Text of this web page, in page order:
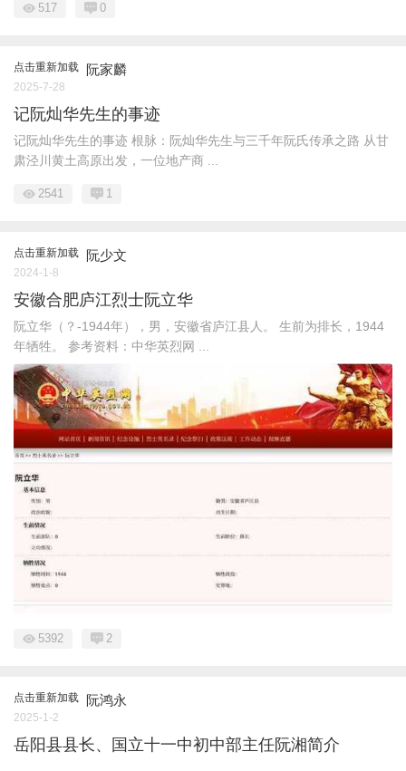
517 0
点击重新加载 阮家麟
2025-7-28
记阮灿华先生的事迹
记阮灿华先生的事迹 根脉：阮灿华先生与三千年阮氏传承之路 从甘
肃泾川黄土高原出发，一位地产商 ...
2541 1
点击重新加载 阮少文
2024-1-8
安徽合肥庐江烈士阮立华
阮立华（？-1944年），男，安徽省庐江县人。 生前为排长，1944
年牺牲。 参考资料：中华英烈网 ...
5392 2
点击重新加载 阮鸿永
2025-1-2
岳阳县县长、国立十一中初中部主任阮湘简介